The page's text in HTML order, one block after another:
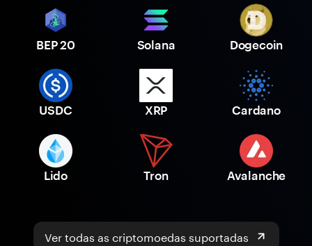
BEP 20 Solana Dogecoin
USDC XRP Cardano
Lido Tron Avalanche
Ver todas as criptomoedas suportadas